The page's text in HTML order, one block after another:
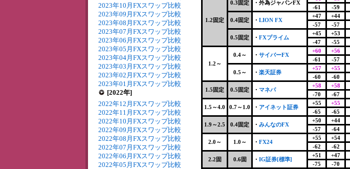
2023年10月FXスワップ比較
2023年09月FXスワップ比較
2023年08月FXスワップ比較
2023年07月FXスワップ比較
2023年06月FXスワップ比較
2023年05月FXスワップ比較
2023年04月FXスワップ比較
2023年03月FXスワップ比較
2023年02月FXスワップ比較
2023年01月FXスワップ比較
[2022年]
2022年12月FXスワップ比較
2022年11月FXスワップ比較
2022年10月FXスワップ比較
2022年09月FXスワップ比較
2022年08月FXスワップ比較
2022年07月FXスワップ比較
2022年06月FXスワップ比較
2022年05月FXスワップ比較
1.2固定
0.3固定 ・ 外為ジャパンFX
-61 -59
0.4固定 ・ LION FX
+47 +44
-57 -57
0.5固定 ・ FXプライム
+45 +53
-47 -55
1.2～
0.4～ ・ サイバーFX
+60 +56
-61 -57
0.5～ ・ 楽天証券
+57 +55
-60 -60
1.5固定 0.5固定 ・ マネパ
+58 +58
-70 -67
1.5～4.0 0.7～1.0 ・ アイネット証券
+55 +55
-65 -65
1.9～2.5 0.4固定 ・ みんなのFX
+50 +44
-57 -64
2.0～ 1.0～ ・ FX24
+55 +54
-62 -62
2.2固 0.6固 ・ IG証券[標準]
+51 +47
-75 -70